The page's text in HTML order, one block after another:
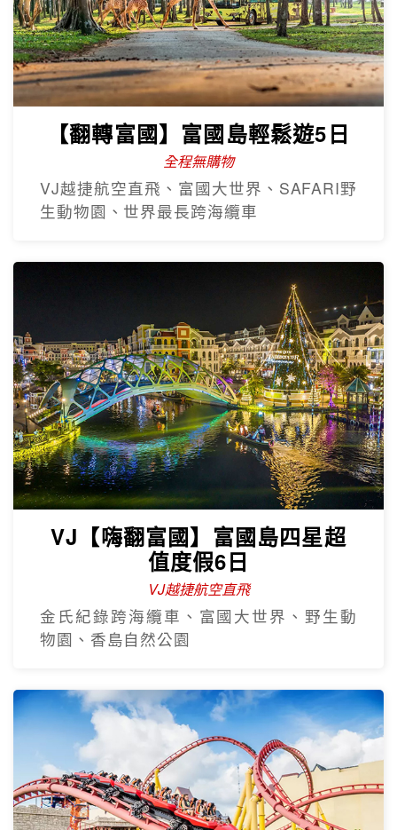
【翻轉富國】富國島輕鬆遊5日
全程無購物
VJ越捷航空直飛、富國大世界、SAFARI野
生動物園、世界最長跨海纜車
VJ【嗨翻富國】富國島四星超
值度假6日
VJ越捷航空直飛
金氏紀錄跨海纜車、富國大世界、野生動
物園、香島自然公園